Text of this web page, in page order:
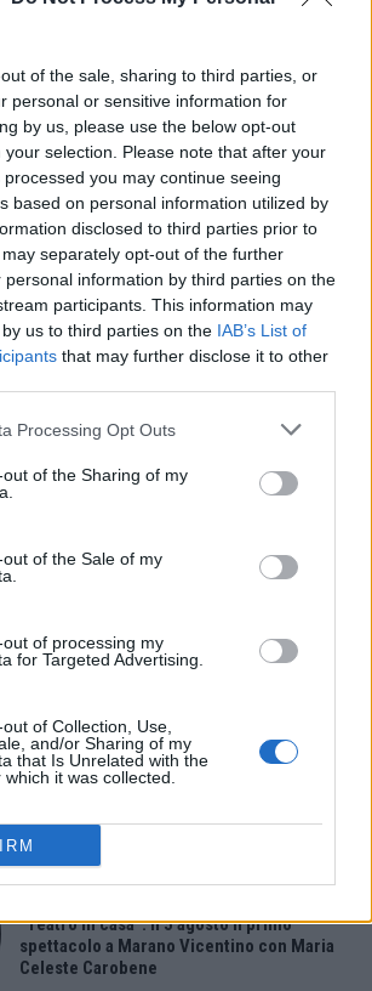
of the sale, sharing to third parties, or
personal or sensitive information for
by us, please use the below opt-out
selection. Please note that after your
you may continue seeing
based on personal information utilized by
disclosed to third parties prior to
separately opt-out of the further
personal information by third parties on the
participants. This information may
us to third parties on the IAB’s List of
that may further disclose it to other
Processing Opt Outs
of the Sharing of my
of the Sale of my
of processing my
for Targeted Advertising.
of Collection, Use,
and/or Sharing of my
that Is Unrelated with the
it was collected.
3,533
Follower
2,652
Iscritti
- Advertisement -
Paolo Gnutti premiato come eccellenza
EVENTI
Berici in Festival 2026: a Lonigo “Little
Italy, sulla strada del sogno”
“Teatro in casa”: il 5 agosto il primo
spettacolo a Marano Vicentino con Maria
Celeste Carobene